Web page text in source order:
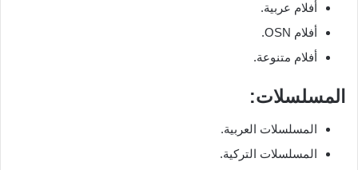
أفلام عربية.
أفلام OSN.
أفلام متنوعة.
المسلسلات:
المسلسلات العربية.
المسلسلات التركية.